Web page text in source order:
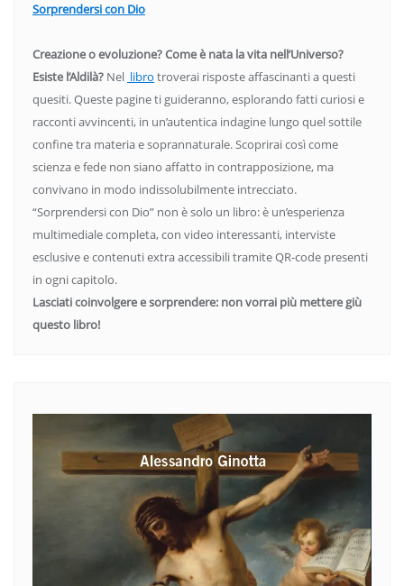
Sorprendersi con Dio
Creazione o evoluzione? Come è nata la vita nell’Universo?
Esiste l’Aldilà? Nel libro troverai risposte affascinanti a questi
quesiti. Queste pagine ti guideranno, esplorando fatti curiosi e
racconti avvincenti, in un’autentica indagine lungo quel sottile
confine tra materia e soprannaturale. Scoprirai così come
scienza e fede non siano affatto in contrapposizione, ma
convivano in modo indissolubilmente intrecciato.
“Sorprendersi con Dio” non è solo un libro: è un’esperienza
multimediale completa, con video interessanti, interviste
esclusive e contenuti extra accessibili tramite QR-code presenti
in ogni capitolo.
Lasciati coinvolgere e sorprendere: non vorrai più mettere giù
questo libro!